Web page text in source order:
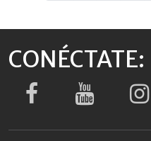
CONÉCTATE: